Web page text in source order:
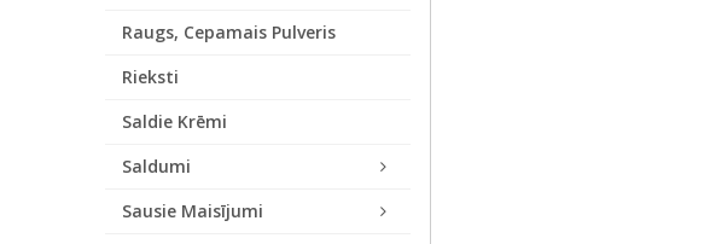
Raugs, Cepamais Pulveris
Rieksti
Saldie Krēmi
Saldumi
Sausie Maisījumi